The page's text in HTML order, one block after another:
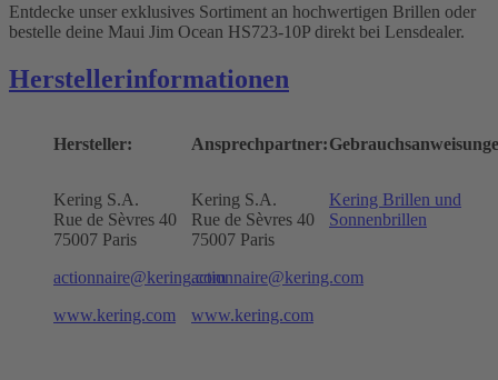
Entdecke unser exklusives Sortiment an hochwertigen Brillen oder
bestelle deine Maui Jim Ocean HS723-10P direkt bei Lensdealer.
Herstellerinformationen
Hersteller:
Kering S.A.
Rue de Sèvres 40
75007 Paris
actionnaire@kering.com
www.kering.com
Ansprechpartner:
Kering S.A.
Rue de Sèvres 40
75007 Paris
actionnaire@kering.com
www.kering.com
Kering Brillen und
Sonnenbrillen